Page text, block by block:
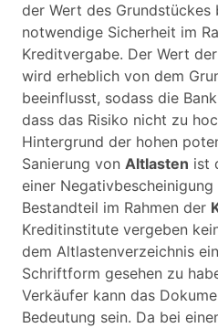
der Wert des
notwendige Sicherheit im
Kreditvergabe. Der Wert
wird erheblich von dem
beeinflusst, sodass die
dass das Risiko nicht zu
Hintergrund der hohen
Sanierung von Altlasten ist
einer
Bestandteil im Rahmen der
Kreditinstitute vergeben
dem Altlastenverzeichnis
Schriftform gesehen zu
Verkäufer kann das
Bedeutung sein. Da bei